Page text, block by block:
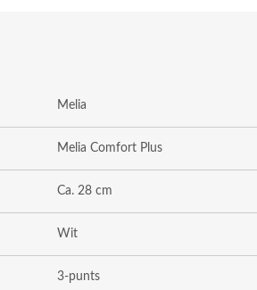
Melia
Melia Comfort Plus
Ca. 28 cm
Wit
3-punts